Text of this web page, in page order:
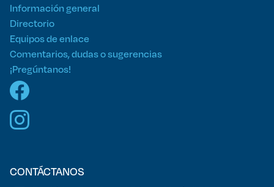
Información general
Directorio
Equipos de enlace
Comentarios, dudas o sugerencias
¡Pregúntanos!
CONTÁCTANOS